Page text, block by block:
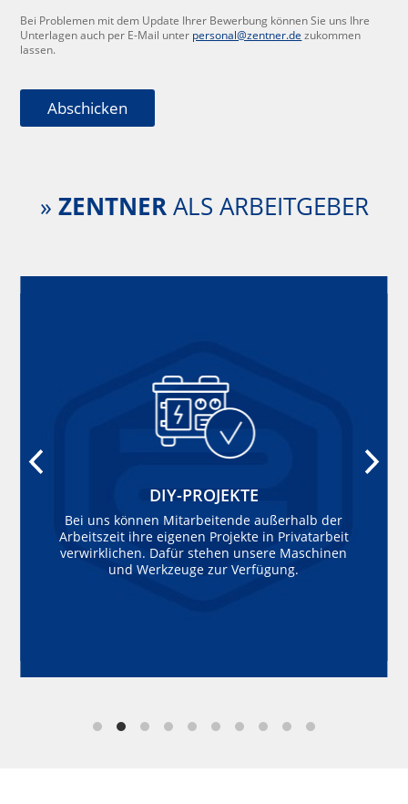
h
u
t
r
l
Bei Problemen mit dem Update Ihrer Bewerbung können Sie uns Ihre
Unterlagen auch per E-Mail unter personal@zentner.de zukommen
lassen.
Abschicken
» ZENTNERALS ARBEITGEBER
DIY-PROJEKTE
Bei uns können Mitarbeitende außerhalb der
Arbeitszeit ihre eigenen Projekte in Privatarbeit
verwirklichen. Dafür stehen unsere Maschinen
und Werkzeuge zur Verfügung.